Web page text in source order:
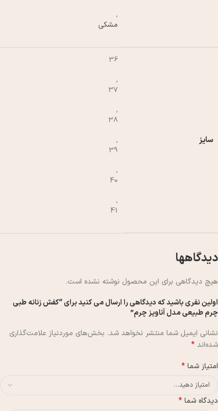
,
مشکی
سایز
36
,
37
,
38
,
39
,
40
,
41
دیدگاهها
هیچ دیدگاهی برای این محصول نوشته نشده است.
اولین نفری باشید که دیدگاهی را ارسال می کنید برای “کفش زنانه طبی
چرم طبیعی مدل آناویز چرم”
نشانی ایمیل شما منتشر نخواهد شد. بخش‌های موردنیاز علامت‌گذاری
شده‌اند *
امتیاز شما *
دیدگاه شما *